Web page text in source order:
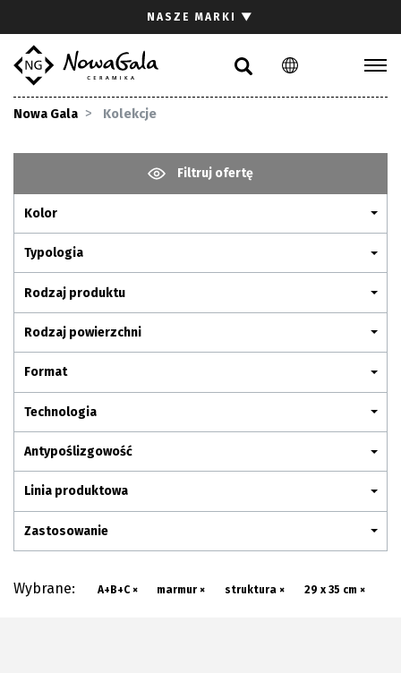
PL EN
NASZE MARKI ▼
Nowa Gala Kolekcje
Filtruj ofertę
Kolor
Typologia
Rodzaj produktu
Rodzaj powierzchni
Format
Technologia
Antypoślizgowość
Linia produktowa
Zastosowanie
Wybrane: A+B+C × marmur × struktura × 29 x 35 cm ×
Gdzie kupić
Pliki do pobrania
Pytania i odpowiedzi
Kariera
Kontakt
Komunikacja z akcjonariuszami